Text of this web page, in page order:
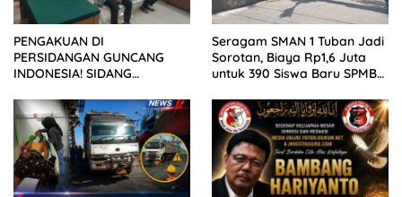
PENGAKUAN DI
PERSIDANGAN GUNCANG
INDONESIA! SIDANG
KELUARGA KORBAN
MENGAMUK DI PN MALANG
Seragam SMAN 1 Tuban Jadi
Sorotan, Biaya Rp1,6 Juta
untuk 390 Siswa Baru SPMB